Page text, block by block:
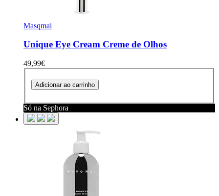
Masqmai
Unique Eye Cream Creme de Olhos
49,99€
Adicionar ao carrinho
Só na Sephora